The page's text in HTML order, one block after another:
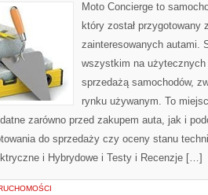
Moto Concierge to
który został przygotowany
zainteresowanych autami.
wszystkim na
sprzedażą samochodów,
rynku używanym. To
zarówno przed zakupem auta, jak i
do sprzedaży czy oceny stanu
i Hybrydowe i Testy i Recenzje […]